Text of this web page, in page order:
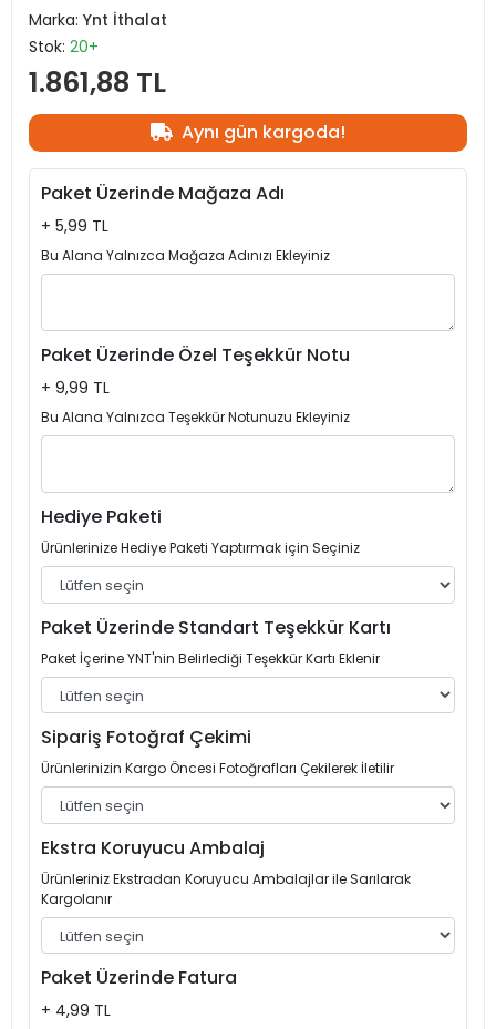
Marka: Ynt İthalat
Stok: 20+
1.861,88 TL
Aynı gün kargoda!
Paket Üzerinde Mağaza Adı
+ 5,99 TL
Bu Alana Yalnızca Mağaza Adınızı Ekleyiniz
Paket Üzerinde Özel Teşekkür Notu
+ 9,99 TL
Bu Alana Yalnızca Teşekkür Notunuzu Ekleyiniz
Hediye Paketi
Ürünlerinize Hediye Paketi Yaptırmak için Seçiniz
Paket Üzerinde Standart Teşekkür Kartı
Paket İçerine YNT'nin Belirlediği Teşekkür Kartı Eklenir
Sipariş Fotoğraf Çekimi
Ürünlerinizin Kargo Öncesi Fotoğrafları Çekilerek İletilir
Ekstra Koruyucu Ambalaj
Ürünleriniz Ekstradan Koruyucu Ambalajlar ile Sarılarak
Kargolanır
Paket Üzerinde Fatura
+ 4,99 TL